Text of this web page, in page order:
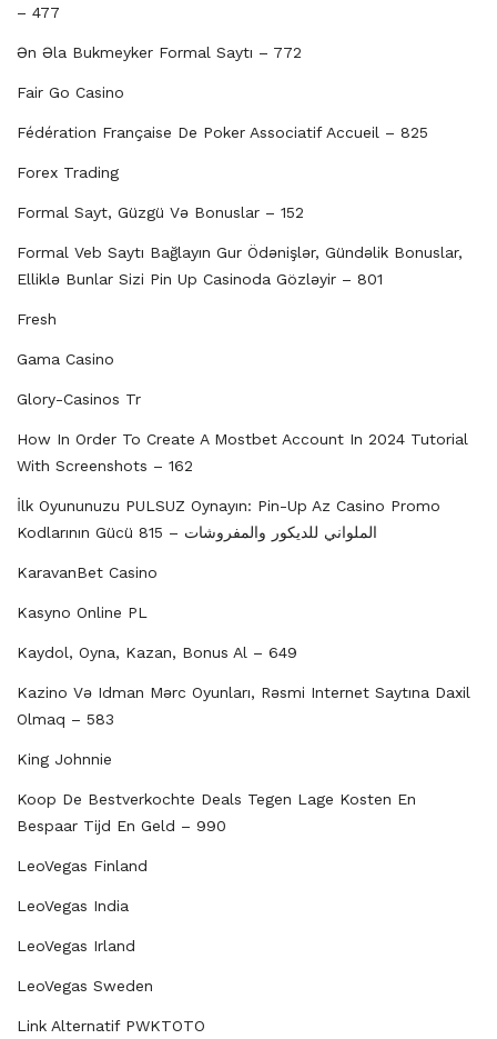
– 477
Ən Əla Bukmeyker Formal Saytı – 772
Fair Go Casino
Fédération Française De Poker Associatif Accueil – 825
Forex Trading
Formal Sayt, Güzgü Və Bonuslar – 152
Formal Veb Saytı Bağlayın️ Gur Ödənişlər, Gündəlik Bonuslar,
Elliklə Bunlar Sizi Pin Up Casinoda Gözləyir – 801
Fresh
Gama Casino
Glory-Casinos Tr
How In Order To Create A Mostbet Account In 2024 Tutorial
With Screenshots – 162
İlk Oyununuzu PULSUZ Oynayın: Pin-Up Az Casino Promo
Kodlarının Gücü الملواني للديكور والمفروشات – 815
KaravanBet Casino
Kasyno Online PL
Kaydol, Oyna, Kazan, Bonus Al – 649
Kazino Və Idman Mərc Oyunları, Rəsmi Internet Saytına Daxil
Olmaq – 583
King Johnnie
Koop De Bestverkochte Deals Tegen Lage Kosten En
Bespaar Tijd En Geld – 990
LeoVegas Finland
LeoVegas India
LeoVegas Irland
LeoVegas Sweden
Link Alternatif PWKTOTO